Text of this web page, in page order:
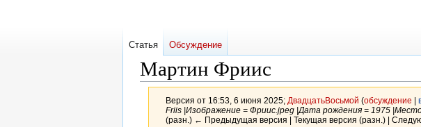
Мартин Фриис
Версия от 16:53, 6 июня 2025; ДвадцатьВосьмой (обсуждение
Friis |Изображение = Фриис.jpeg |Дата рождения = 1975
(разн.) ← Предыдущая версия | Текущая версия (разн.) |
Статья Обсуждение